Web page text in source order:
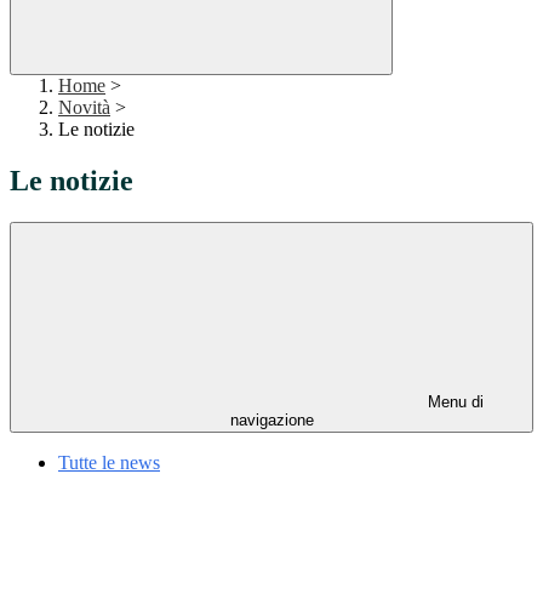
Home >
Novità >
Le notizie
Le notizie
Menu di
navigazione
Tutte le news